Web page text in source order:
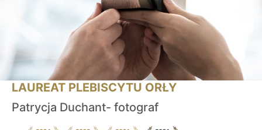
LAUREAT PLEBISCYTU ORŁY
Patrycja Duchant- fotograf